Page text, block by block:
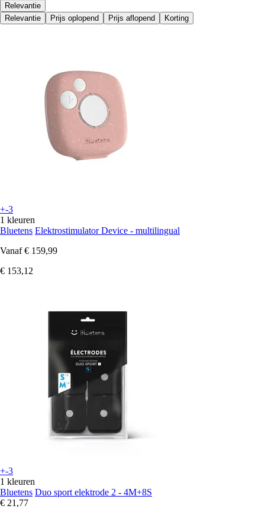
Relevantie
Relevantie
Prijs oplopend Prijs aflopend Korting
+-3
1 kleuren
Bluetens Elektrostimulator Device - multilingual
Vanaf € 159,99
€ 153,12
+-3
1 kleuren
Bluetens Duo sport elektrode 2 - 4M+8S
€ 21,77